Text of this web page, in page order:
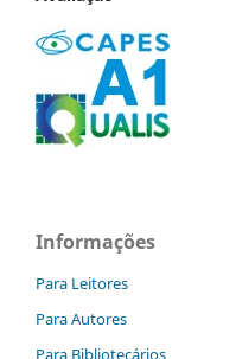
Informações
Para Leitores
Para Autores
Para Bibliotecários